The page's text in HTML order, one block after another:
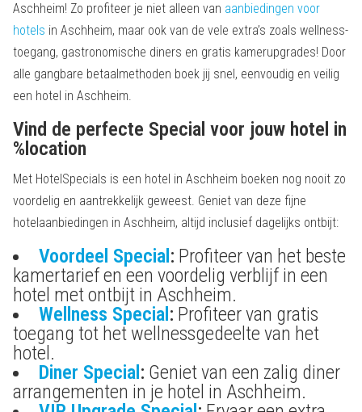
Aschheim! Zo profiteer je niet alleen van aanbiedingen voor
hotels in Aschheim, maar ook van de vele extra’s zoals wellness-
toegang, gastronomische diners en gratis kamerupgrades! Door
alle gangbare betaalmethoden boek jij snel, eenvoudig en veilig
een hotel in Aschheim.
Vind de perfecte Special voor jouw hotel in
%location
Met HotelSpecials is een hotel in Aschheim boeken nog nooit zo
voordelig en aantrekkelijk geweest. Geniet van deze fijne
hotelaanbiedingen in Aschheim, altijd inclusief dagelijks ontbijt:
Voordeel Special: Profiteer van het beste
kamertarief en een voordelig verblijf in een
hotel met ontbijt in Aschheim.
Wellness Special: Profiteer van gratis
toegang tot het wellnessgedeelte van het
hotel.
Diner Special: Geniet van een zalig diner
arrangementen in je hotel in Aschheim.